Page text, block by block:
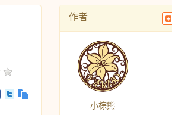
作者
小棕熊